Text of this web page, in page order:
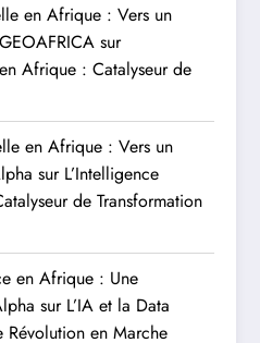
en Afrique : Vers un
sur
Afrique : Catalyseur de
en Afrique : Vers un
sur L’Intelligence
de Transformation
en Afrique : Une
sur L’IA et la Data
en Marche